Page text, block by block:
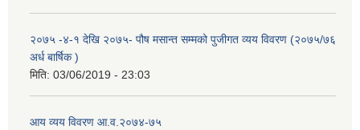
२०७५ -४-१ देखि २०७५- पौष मसान्त सम्मको पुजीगत व्यय विवरण (२०७५/७६
अर्ध बार्षिक )
मिति: 03/06/2019 - 23:03
आय व्यय विवरण आ.व.२०७४-७५